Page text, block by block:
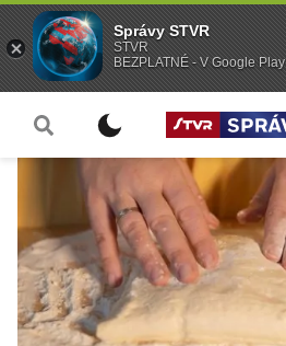
Správy STVR
STVR
BEZPLATNÉ - V Google Play